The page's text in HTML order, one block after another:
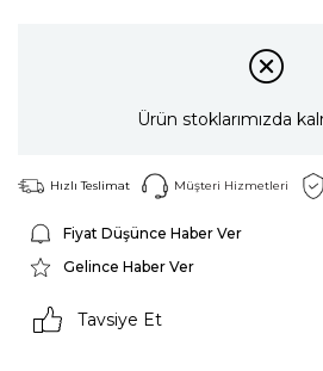
Ürün stoklarımızda
Hızlı Teslimat Müşteri Hizmetleri
Fiyat Düşünce Haber Ver
Gelince Haber Ver
Tavsiye Et